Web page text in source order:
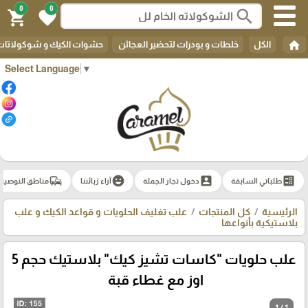
Select Language ▼
search
0
favorite
0
shopping_cart
home الكل خلطات و بودرات لتحضير العجائن حشوات الكيك و
ballotطلباتي السابقة account_box دخول تجار الجملة emoji_emotionsآراء زبائننا commuteمناطق
الرئيسية كل المنتجات
علب تغليف الحلويات و قواعد الكيك و علب
بلاستيكية بأنواعها
علب حلويات "كاسات تشيز كيك" بلاستيك حجم 5
اوز مع غطاء قبة